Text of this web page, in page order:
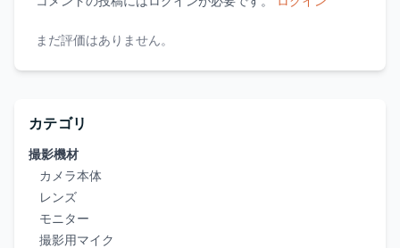
まだ評価はありません。
カテゴリ
撮影機材
カメラ本体
レンズ
モニター
撮影用マイク